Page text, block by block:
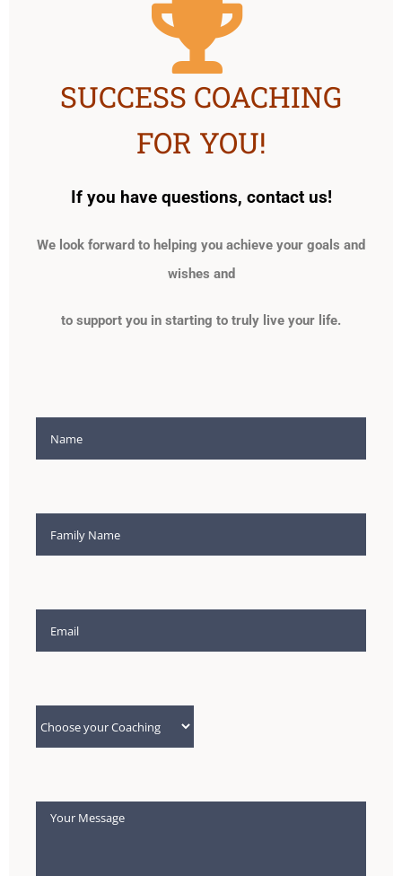
SUCCESS COACHING
FOR YOU!
If you have questions, contact us!
We look forward to helping you achieve your goals and
wishes and
to support you in starting to truly live your life.